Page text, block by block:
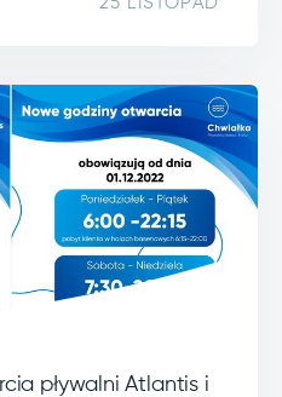
pływalni Atlantis i